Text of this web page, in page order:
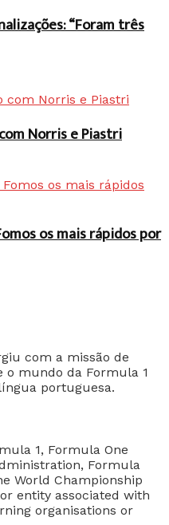
“Foram três
Norris e Piastri
os mais rápidos por
com a missão de
o mundo da Formula 1
portuguesa.
1, Formula One
Formula
World Championship
entity associated with
organisations or